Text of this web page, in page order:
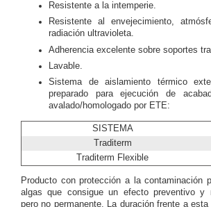
Resistente a la intemperie.
Resistente al envejecimiento,
radiación ultravioleta.
Adherencia excelente sobre soportes
Lavable.
Sistema de aislamiento térmico
preparado para ejecución de
avalado/homologado por ETE:
SISTEMA
Traditerm
Traditerm Flexible
Producto con protección a la contaminación
algas que consigue un efecto preventivo y
pero no permanente. La duración frente a